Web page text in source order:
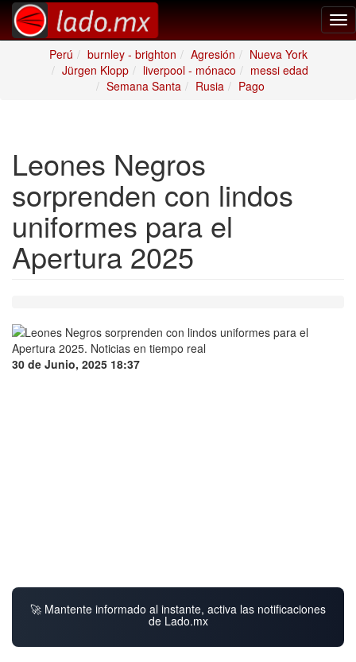
Perú
burnley - brighton Agresión
Nueva York
Jürgen Klopp
liverpool - mónaco
messi edad
Semana Santa
Rusia Pago
Leones Negros
sorprenden con lindos
uniformes para el
Apertura 2025
30 de Junio, 2025 18:37
🚀 Mantente informado al instante, activa las notificaciones
de Lado.mx